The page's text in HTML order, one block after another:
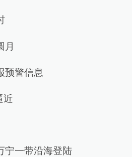
月
预警信息
近
宁一带沿海登陆